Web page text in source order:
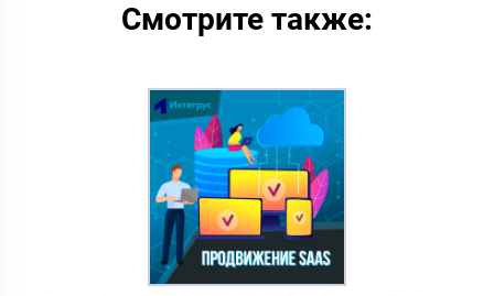
Смотрите также: